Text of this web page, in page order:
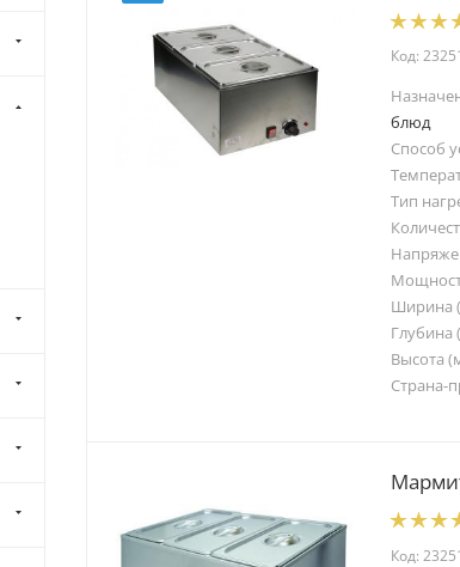
Код:
блюд
Способ
Тип
Ширина
Глубина
Высота
Страна-
Код: